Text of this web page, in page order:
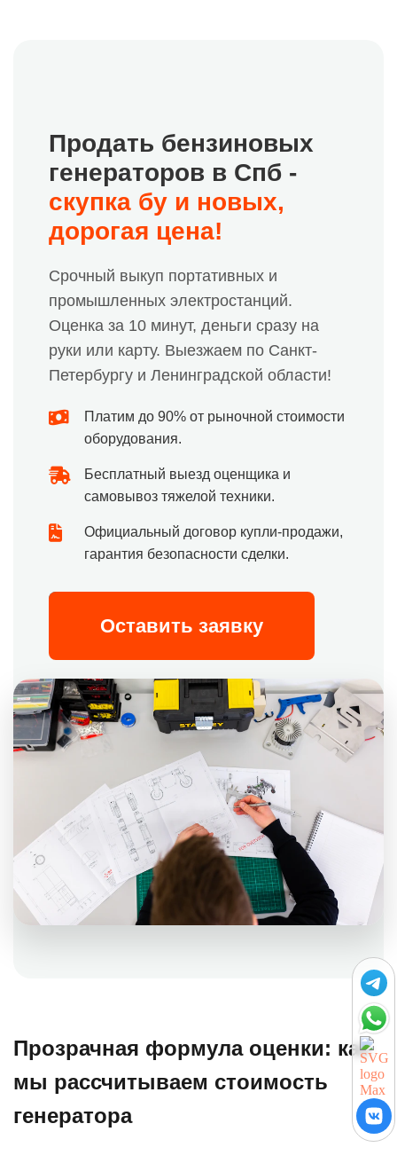
Продать бензиновых
генераторов в Спб -
скупка бу и новых,
дорогая цена!
Срочный выкуп портативных и
промышленных электростанций.
Оценка за 10 минут, деньги сразу на
руки или карту. Выезжаем по Санкт-
Петербургу и Ленинградской области!
Платим до 90% от рыночной стоимости
оборудования.
Бесплатный выезд оценщика и
самовывоз тяжелой техники.
Официальный договор купли-продажи,
гарантия безопасности сделки.
Оставить заявку
Оценить в Telegram
Прозрачная формула оценки: как
мы рассчитываем стоимость
генератора